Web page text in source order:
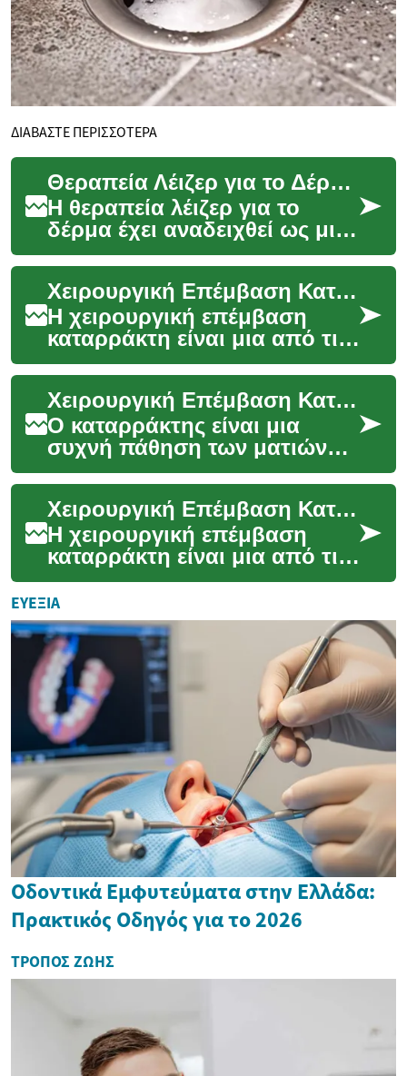
ΔΙΑΒΑΣΤΕ ΠΕΡΙΣΣΟΤΕΡΑ
Θεραπεία Λέιζερ για το Δέρμα: Όλα όσα Πρέπει να Γνωρίζετε
Η θεραπεία λέιζερ για το
δέρμα έχει αναδειχθεί ως μια
από τις πιο δημοφιλείς και
αποτελεσματικές μεθόδους
για τη βελτ...
Χειρουργική Επέμβαση Καταρράκτη: Όλα Όσα Πρέπει να Γνωρίζετε
Η χειρουργική επέμβαση
καταρράκτη είναι μια από τις
πιο συχνές και επιτυχημένες
οφθαλμολογικές επεμβάσεις
παγκοσμίως....
Χειρουργική Επέμβαση Καταρράκτη: Όλα όσα Πρέπει να Γνωρίζετε
Ο καταρράκτης είναι μια
συχνή πάθηση των ματιών
που επηρεάζει εκατομμύρια
ανθρώπους παγκοσμίως,
ιδιαίτερα καθώς μεγαλ...
Χειρουργική Επέμβαση Καταρράκτη: Όλα όσα πρέπει να γνωρίζετε
Η χειρουργική επέμβαση
καταρράκτη είναι μια από τις
πιο συχνές και επιτυχημένες
οφθαλμολογικές επεμβάσεις
παγκοσμίως....
ΕΥΕΞΊΑ
Οδοντικά Εμφυτεύματα στην Ελλάδα:
Πρακτικός Οδηγός για το 2026
ΤΡΌΠΟΣ ΖΩΉΣ